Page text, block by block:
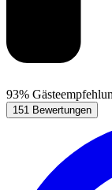
93%
151 Bewertungen